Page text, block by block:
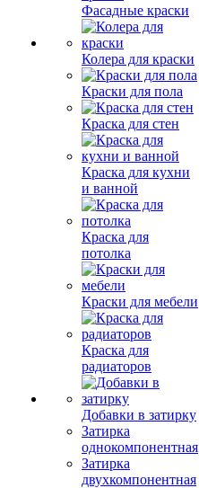
Фасадные краски
Колера для краски
Краски для пола
Краска для стен
Краска для кухни
и ванной
Краска для
потолка
Краски для мебели
Краска для
радиаторов
Добавки в затирку
Затирка
однокомпонентная
Затирка
двухкомпонентная